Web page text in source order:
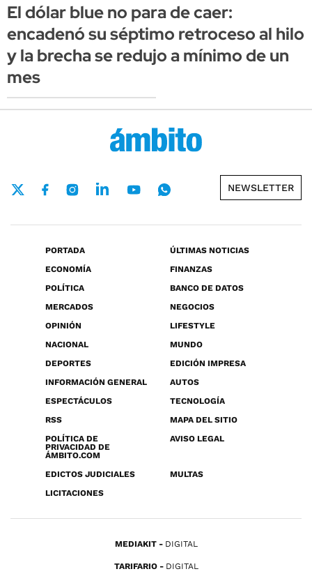
El dólar blue no para de caer:
encadenó su séptimo retroceso al hilo
y la brecha se redujo a mínimo de un
mes
NEWSLETTER
PORTADA
ÚLTIMAS NOTICIAS
ECONOMÍA
FINANZAS
POLÍTICA
BANCO DE DATOS
MERCADOS
NEGOCIOS
OPINIÓN
LIFESTYLE
NACIONAL
MUNDO
DEPORTES
EDICIÓN IMPRESA
INFORMACIÓN GENERAL
AUTOS
ESPECTÁCULOS
TECNOLOGÍA
RSS
MAPA DEL SITIO
POLÍTICA DE
PRIVACIDAD DE
ÁMBITO.COM
AVISO LEGAL
EDICTOS JUDICIALES
MULTAS
LICITACIONES
MEDIAKIT DIGITAL
TARIFARIO DIGITAL